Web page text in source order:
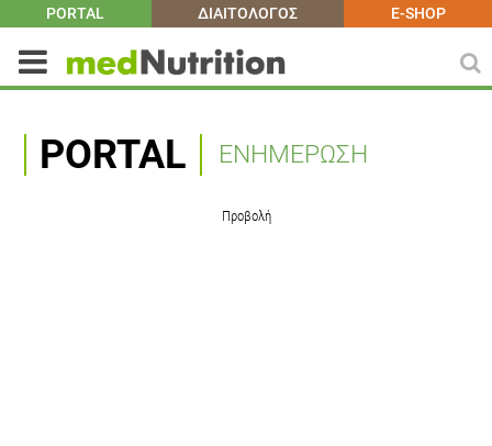
PORTAL ΔΙΑΙΤΟΛΟΓΟΣ E-SHOP
PORTAL ΕΝΗΜΕΡΩΣΗ
Προβολή